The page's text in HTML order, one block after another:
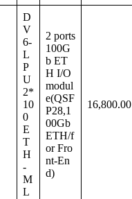
D
V
6-
L
P
U
2*
10
0
E
T
H
-
M
L
2 ports
100G
b ET
H I/O
modul
e(QSF
P28,1
00Gb
ETH/f
or Fro
nt-En
d)
16,800.00